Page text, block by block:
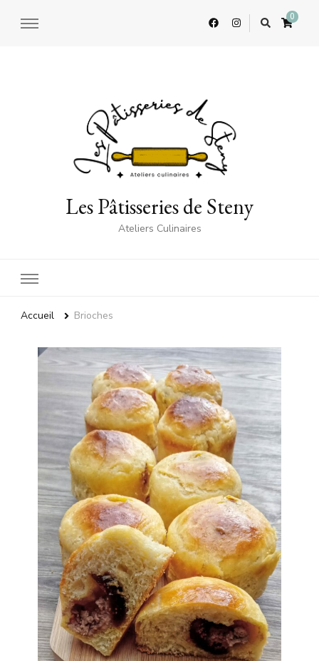
0
Les Pâtisseries de Steny
Ateliers Culinaires
Accueil Brioches